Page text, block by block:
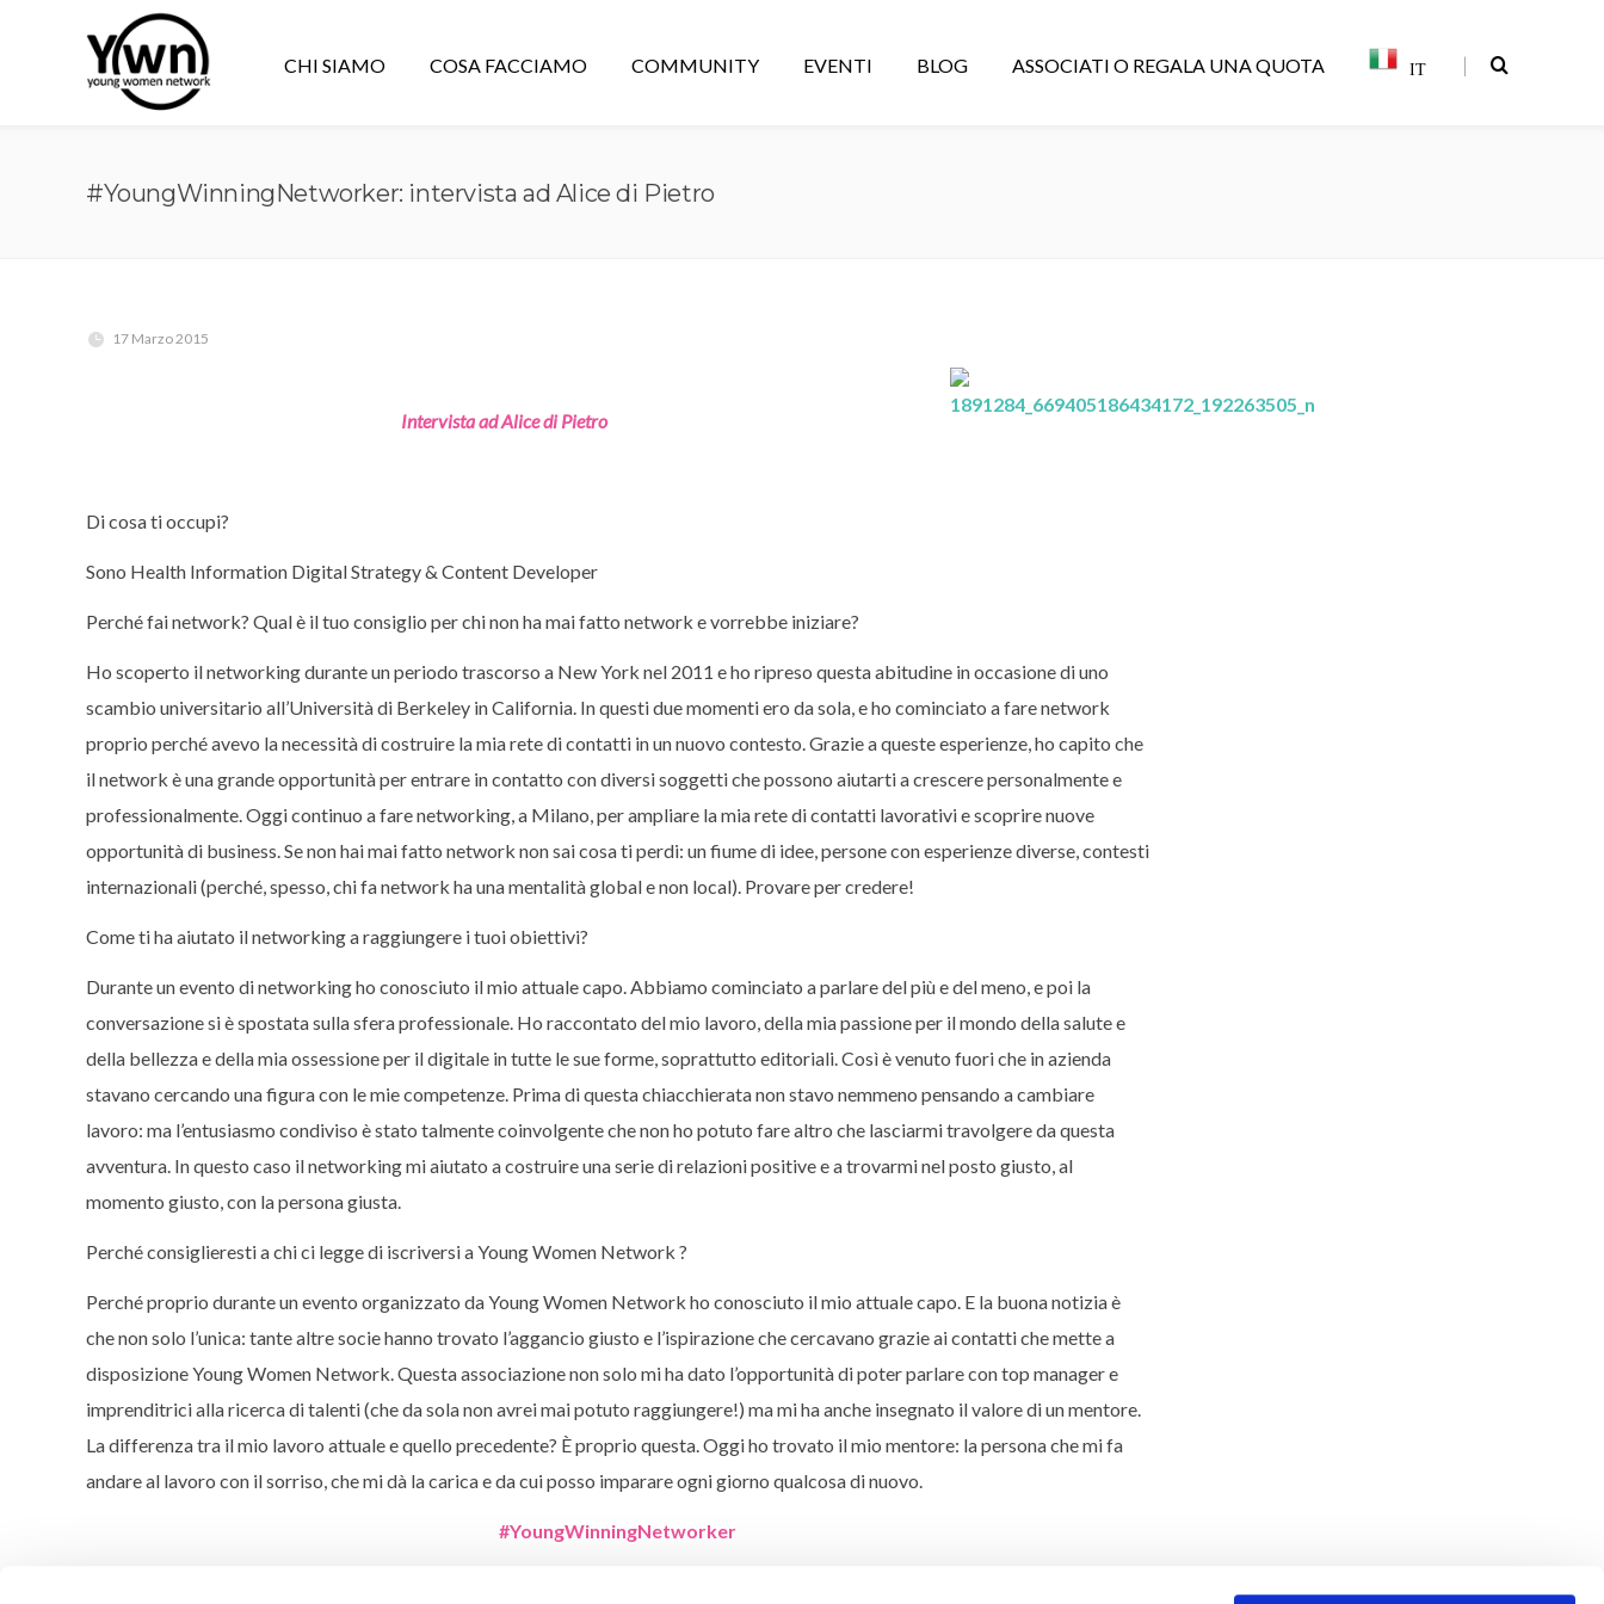
CHI SIAMO COSA FACCIAMO COMMUNITY EVENTI BLOG ASSOCIATI O REGALA UNA QUOTA IT |
#YoungWinningNetworker: intervista ad Alice di Pietro
17 Marzo 2015
Intervista ad Alice di Pietro
Di cosa ti occupi?
Sono Health Information Digital Strategy & Content Developer
Perché fai network? Qual è il tuo consiglio per chi non ha mai fatto network e vorrebbe iniziare?
Ho scoperto il networking durante un periodo trascorso a New York nel 2011 e ho ripreso questa abitudine in occasione di uno
scambio universitario all’Università di Berkeley in California. In questi due momenti ero da sola, e ho cominciato a fare network
proprio perché avevo la necessità di costruire la mia rete di contatti in un nuovo contesto. Grazie a queste esperienze, ho capito che
il network è una grande opportunità per entrare in contatto con diversi soggetti che possono aiutarti a crescere personalmente e
professionalmente. Oggi continuo a fare networking, a Milano, per ampliare la mia rete di contatti lavorativi e scoprire nuove
opportunità di business. Se non hai mai fatto network non sai cosa ti perdi: un fiume di idee, persone con esperienze diverse, contesti
internazionali (perché, spesso, chi fa network ha una mentalità global e non local). Provare per credere!
Come ti ha aiutato il networking a raggiungere i tuoi obiettivi?
Durante un evento di networking ho conosciuto il mio attuale capo. Abbiamo cominciato a parlare del più e del meno, e poi la
conversazione si è spostata sulla sfera professionale. Ho raccontato del mio lavoro, della mia passione per il mondo della salute e
della bellezza e della mia ossessione per il digitale in tutte le sue forme, soprattutto editoriali. Così è venuto fuori che in azienda
stavano cercando una figura con le mie competenze. Prima di questa chiacchierata non stavo nemmeno pensando a cambiare
lavoro: ma l’entusiasmo condiviso è stato talmente coinvolgente che non ho potuto fare altro che lasciarmi travolgere da questa
avventura. In questo caso il networking mi aiutato a costruire una serie di relazioni positive e a trovarmi nel posto giusto, al
momento giusto, con la persona giusta.
Perché consiglieresti a chi ci legge di iscriversi a Young Women Network ?
Perché proprio durante un evento organizzato da Young Women Network ho conosciuto il mio attuale capo. E la buona notizia è
che non solo l’unica: tante altre socie hanno trovato l’aggancio giusto e l’ispirazione che cercavano grazie ai contatti che mette a
disposizione Young Women Network. Questa associazione non solo mi ha dato l’opportunità di poter parlare con top manager e
imprenditrici alla ricerca di talenti (che da sola non avrei mai potuto raggiungere!) ma mi ha anche insegnato il valore di un mentore.
La differenza tra il mio lavoro attuale e quello precedente? È proprio questa. Oggi ho trovato il mio mentore: la persona che mi fa
andare al lavoro con il sorriso, che mi dà la carica e da cui posso imparare ogni giorno qualcosa di nuovo.
#YoungWinningNetworker